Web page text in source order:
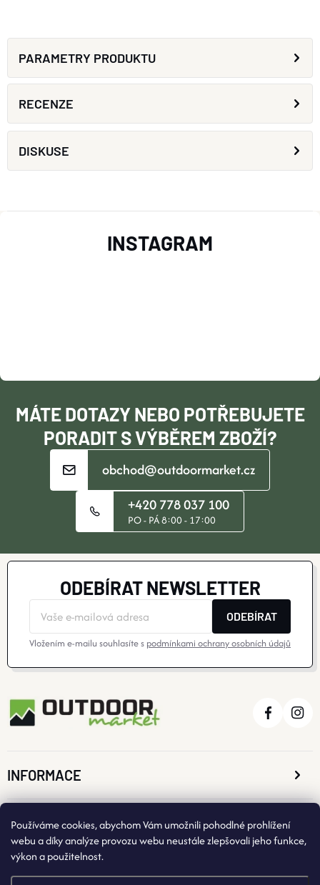
Používáme cookies, abychom Vám umožnili pohodlné prohlížení
webu a díky analýze provozu webu neustále zlepšovali jeho funkce,
výkon a použitelnost.
PARAMETRY PRODUKTU
RECENZE
DISKUSE
T
MÁTE DOTAZY NEBO POTŘEBUJETE
PORADIT S VÝBĚREM ZBOŽÍ?
obchod@outdoormarket.cz
+420 778 037 100
PO - PÁ 8:00 - 17:00
INSTAGRAM
ODEBÍRAT NEWSLETTER
ODEBÍRAT
Vložením e-mailu souhlasíte s podmínkami ochrany osobních údajů
INFORMACE
O NÁKUPU